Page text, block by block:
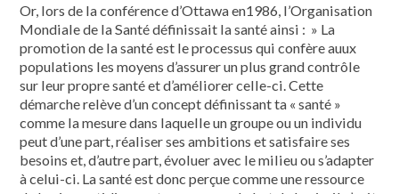
Or, lors de la conférence d’Ottawa en1986, l’Organisation
Mondiale de la Santé définissait la santé ainsi : » La
promotion de la santé est le processus qui confère auux
populations les moyens d’assurer un plus grand contrôle
sur leur propre santé et d’améliorer celle-ci. Cette
démarche relève d’un concept définissant ta « santé »
comme la mesure dans laquelle un groupe ou un individu
peut d’une part, réaliser ses ambitions et satisfaire ses
besoins et, d’autre part, évoluer avec le milieu ou s’adapter
à celui-ci. La santé est donc perçue comme une ressource